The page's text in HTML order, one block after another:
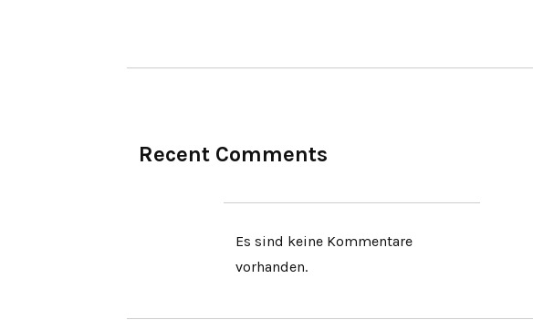
Recent Comments
Es sind keine Kommentare
vorhanden.